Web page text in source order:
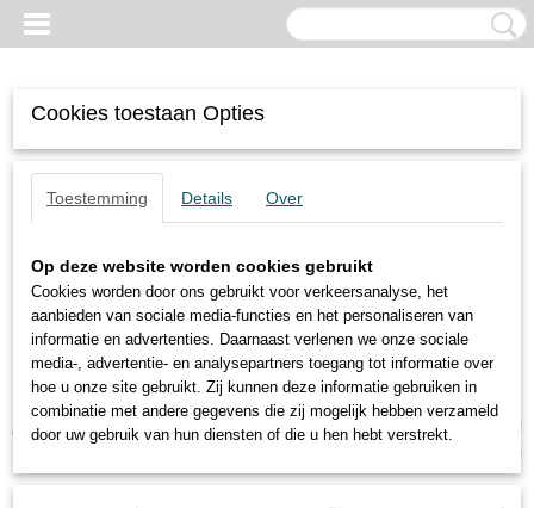
Inloggen Registreren
UW WINKELWAGEN
(0)
Cookies toestaan Opties
Toestemming Details Over
Op deze website worden cookies gebruikt
Cookies worden door ons gebruikt voor verkeersanalyse, het
aanbieden van sociale media-functies en het personaliseren van
informatie en advertenties. Daarnaast verlenen we onze sociale
media-, advertentie- en analysepartners toegang tot informatie over
hoe u onze site gebruikt. Zij kunnen deze informatie gebruiken in
combinatie met andere gegevens die zij mogelijk hebben verzameld
door uw gebruik van hun diensten of die u hen hebt verstrekt.